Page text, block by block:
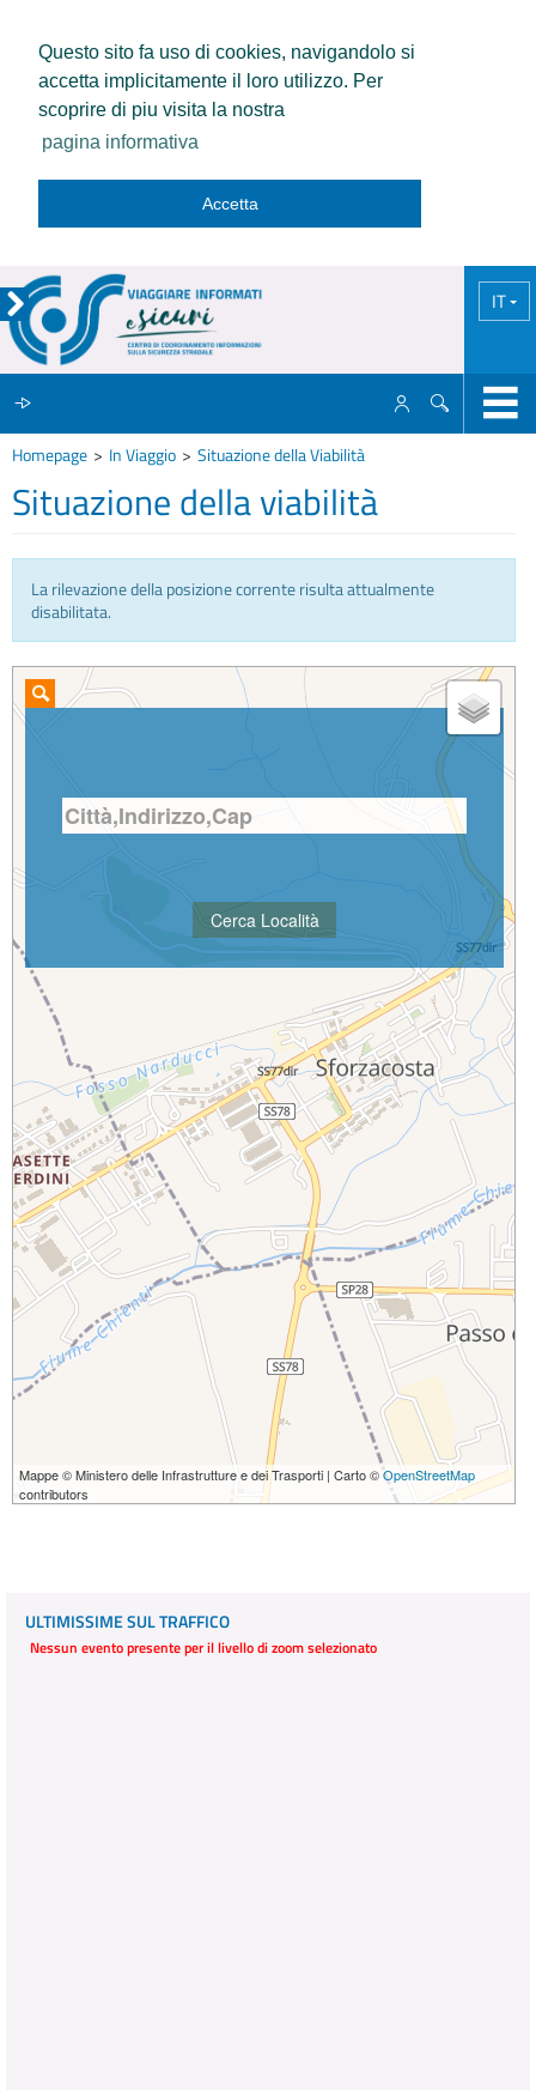
Questo sito fa uso di cookies, navigandolo si
accetta implicitamente il loro utilizzo. Per
scoprire di piu visita la nostra
pagina informativa
Accetta
IT
IL CCISS
INFO E MEDIA
IN VIAGGIO
Homepage In Viaggio Situazione della Viabilità
Situazione della viabilità
La rilevazione della posizione corrente risulta attualmente
disabilitata.
Mappe © Ministero delle Infrastrutture e dei Trasporti | Carto ©OpenStreetMap
contributors
ULTIMISSIME SUL TRAFFICO
Nessun evento presente per il livello di zoom selezionato